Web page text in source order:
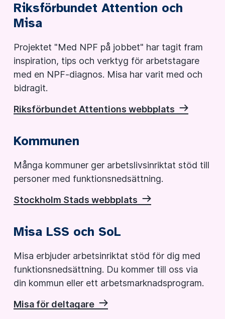
Riksförbundet Attention och
Misa
Projektet "Med NPF på jobbet" har tagit fram
inspiration, tips och verktyg för arbetstagare
med en NPF-diagnos. Misa har varit med och
bidragit.
Riksförbundet Attentions webbplats
Kommunen
Många kommuner ger arbetslivsinriktat stöd till
personer med funktionsnedsättning.
Stockholm Stads webbplats
Misa LSS och SoL
Misa erbjuder arbetsinriktat stöd för dig med
funktionsnedsättning. Du kommer till oss via
din kommun eller ett arbetsmarknadsprogram.
Misa för deltagare